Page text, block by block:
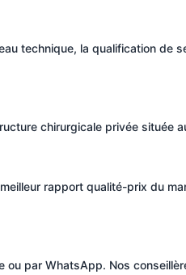
technique, la qualification de
chirurgicale privée située
rapport qualité-prix du
par WhatsApp. Nos